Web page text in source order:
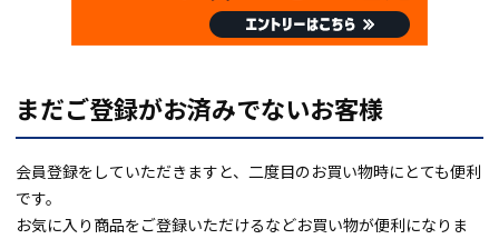
まだご登録がお済みでないお客様
会員登録をしていただきますと、二度目のお買い物時にとても便利
です。
お気に入り商品をご登録いただけるなどお買い物が便利になりま